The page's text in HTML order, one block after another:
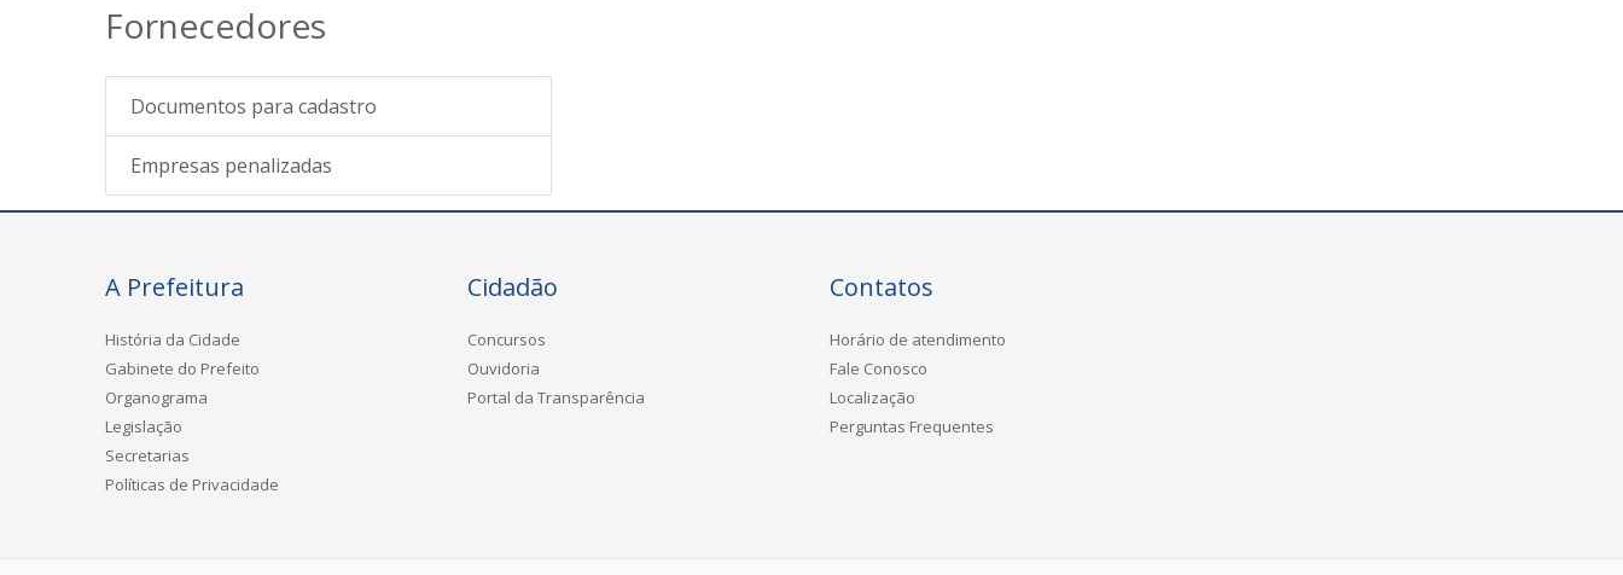
Fornecedores
Documentos para cadastro
Empresas penalizadas
A Prefeitura
História da Cidade
Gabinete do Prefeito
Organograma
Legislação
Secretarias
Políticas de Privacidade
Cidadão
Concursos
Ouvidoria
Portal da Transparência
Contatos
Horário de atendimento
Fale Conosco
Localização
Perguntas Frequentes